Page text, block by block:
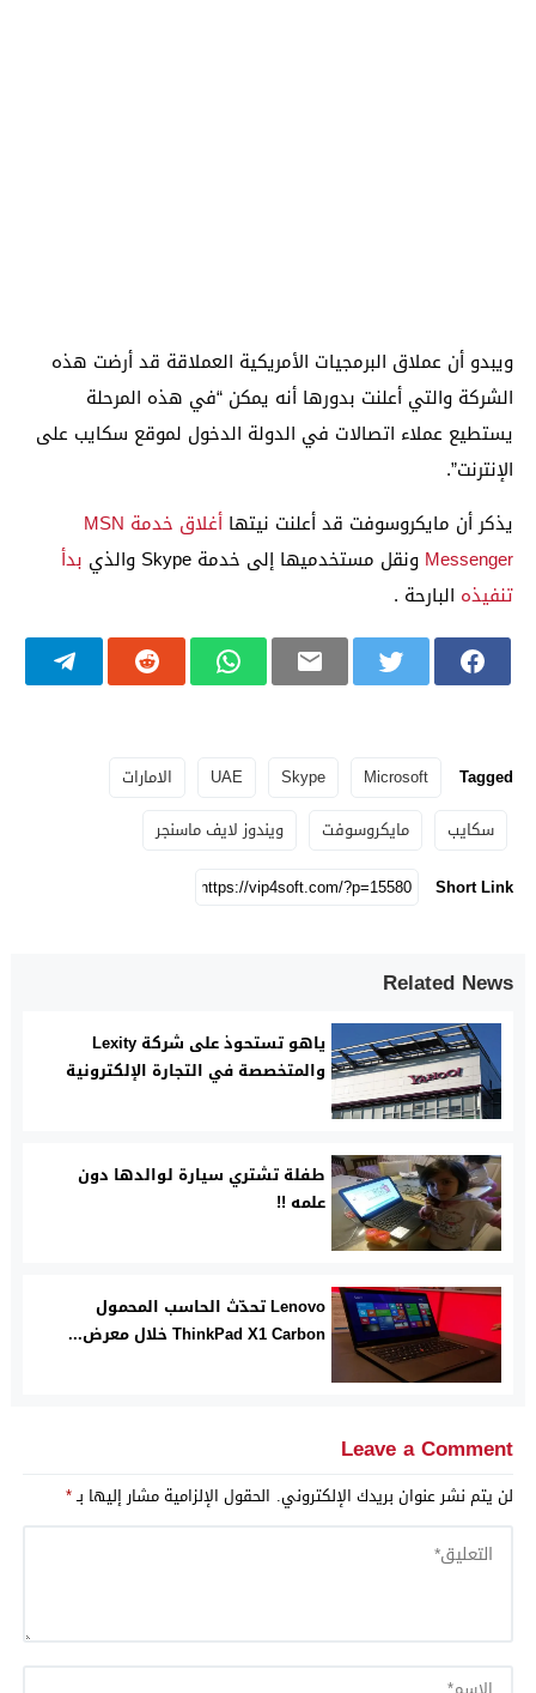
ويبدو أن عملاق البرمجيات الأمريكية العملاقة قد أرضت هذه
الشركة والتي أعلنت بدورها أنه يمكن “في هذه المرحلة
يستطيع عملاء اتصالات في الدولة الدخول لموقع سكايب على
الإنترنت”.
يذكر أن مايكروسوفت قد أعلنت نيتها
أغلاق خدمة MSN
Messenger ونقل مستخدميها إلى خدمة Skype والذي
بدأ
تنفيذه البارحة .
Tagged
Microsoft
Skype
UAE
الامارات
سكايب
مايكروسوفت
ويندوز لايف ماسنجر
Short Link
Related News
ياهو تستحوذ على شركة Lexity
والمتخصصة في التجارة الإلكترونية
طفلة تشتري سيارة لوالدها دون
علمه !!
Lenovo تحدّث الحاسب المحمول
ThinkPad X1 Carbon خلال معرض...
Leave a Comment
لن يتم نشر عنوان بريدك الإلكتروني. الحقول الإلزامية مشار إليها بـ*